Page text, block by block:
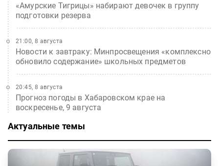
«Амурские Тигрицы» набирают девочек в группу
подготовки резерва
Новости к завтраку: Минпросвещения «комплексно
обновило содержание» школьных предметов
21:00, 8 августа
Прогноз погоды в Хабаровском крае на
воскресенье, 9 августа
20:45, 8 августа
Актуальные темы